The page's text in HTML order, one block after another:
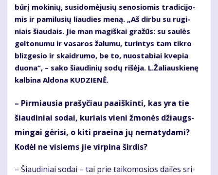
bū­rį mo­ki­nių, su­si­do­mė­ju­sių se­no­sio­mis tra­di­ci­jo­
mis ir pa­mi­lu­sių liau­dies me­ną. „Aš dir­bu su ru­gi­
niais šiau­dais. Jie man ma­giš­kai gra­žūs: su sau­lės
gel­to­nu­mu ir va­sa­ros ža­lu­mu, tu­rin­tys tam tik­ro
bliz­ge­sio ir skaid­ru­mo, be to, nuo­sta­biai kve­pia
duo­na“, – sa­ko šiau­di­nių so­dų ri­šė­ja. L.Ža­liaus­kie­nę
kal­bi­na Al­do­na KU­DZIE­NĖ.
– Pir­miau­sia pra­šy­čiau pa­aiš­kin­ti, kas yra tie
šiau­di­niai so­dai, ku­riais vie­ni žmo­nės džiaugs­
min­gai gė­ri­si, o ki­ti pra­ei­na jų ne­ma­ty­da­mi?
Ko­dėl ne vi­siems jie vir­pi­na šir­dis?
– Šiau­di­niai so­dai – tai prie tai­ko­mo­sios dai­lės sri­